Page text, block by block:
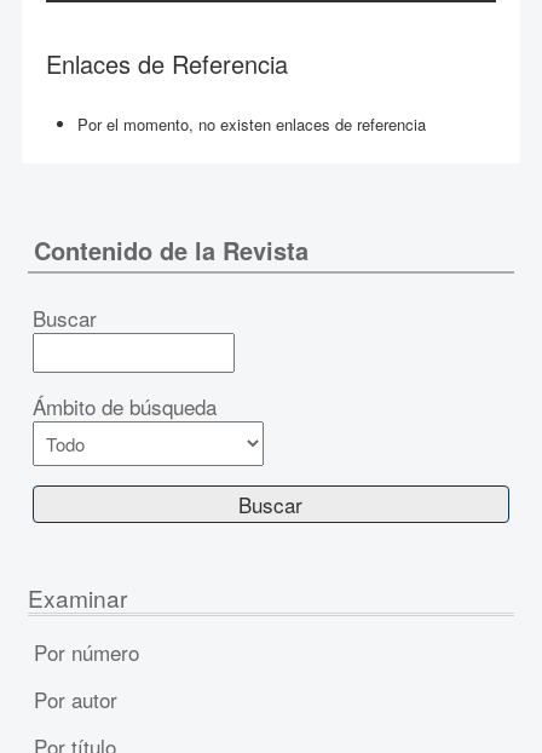
Enlaces de Referencia
Por el momento, no existen enlaces de referencia
Contenido de la Revista
Buscar
Ámbito de búsqueda
Examinar
Por número
Por autor
Por título